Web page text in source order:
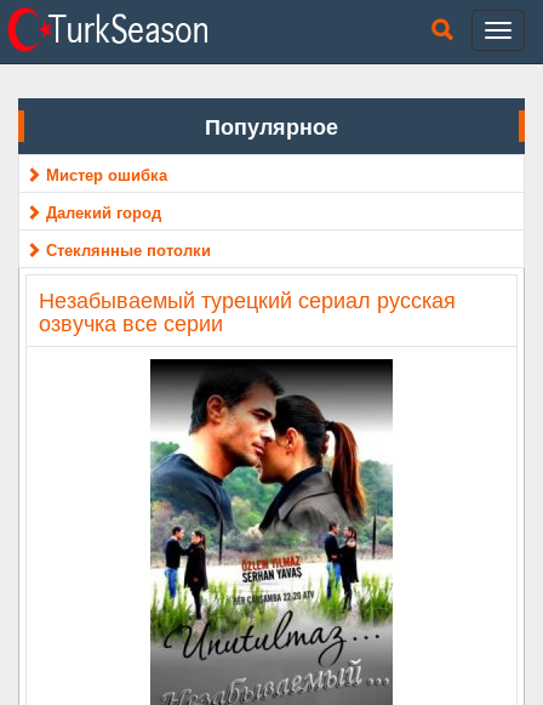
Популярное
Мистер ошибка
Далекий город
Стеклянные потолки
Незабываемый турецкий сериал русская
озвучка все серии